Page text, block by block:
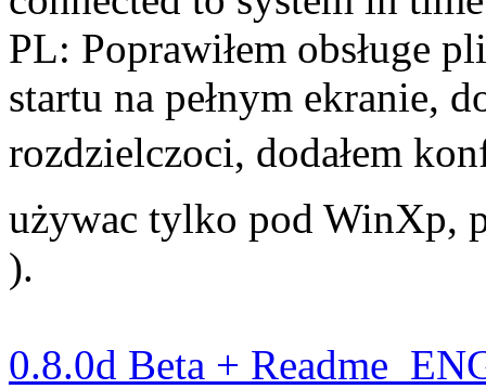
PL: Poprawiłem obsługe
startu na pełnym ekranie,
rozdzielczoci, dodałem
używac tylko pod WinXp,
).
0.8.0d Beta +